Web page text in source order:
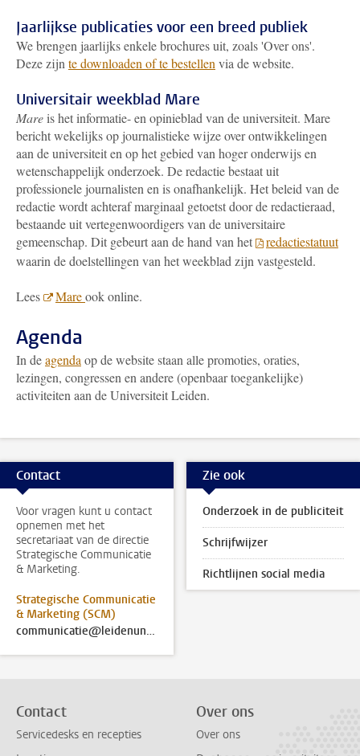
Jaarlijkse publicaties voor een breed publiek
We brengen jaarlijks enkele brochures uit, zoals 'Over ons'.
Deze zijn te downloaden of te bestellen via de website.
Universitair weekblad Mare
Mareis het informatie- en opinieblad van de universiteit. Mare
bericht wekelijks op journalistieke wijze over ontwikkelingen
aan de universiteit en op het gebied van hoger onderwijs en
wetenschappelijk onderzoek. De redactie bestaat uit
professionele journalisten en is onafhankelijk. Het beleid van de
redactie wordt achteraf marginaal getoetst door de redactieraad,
bestaande uit vertegenwoordigers van de universitaire
gemeenschap. Dit gebeurt aan de hand van het
redactiestatuut
waarin de doelstellingen van het weekblad zijn vastgesteld.
Lees Mareook online.
Agenda
In deagenda op de website staan alle promoties, oraties,
lezingen, congressen en andere (openbaar toegankelijke)
activiteiten aan de Universiteit Leiden.
Contact
Voor vragen kunt u contact
opnemen met het
secretariaat van de directie
Strategische Communicatie
& Marketing.
Strategische Communicatie
& Marketing (SCM)
communicatie@leidenuniv.nl
Zie ook
Onderzoek in de publiciteit
Schrijfwijzer
Richtlijnen social media
Contact
Servicedesks en recepties
Over ons
Over ons